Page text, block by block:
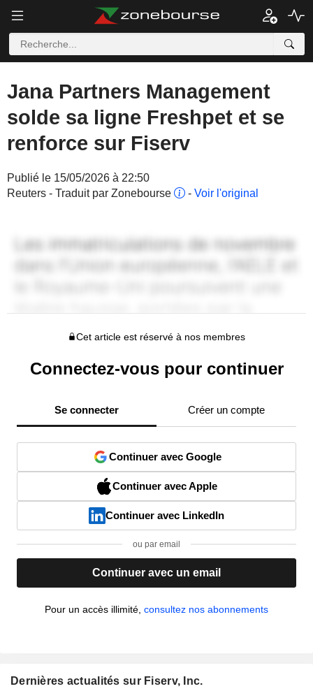
Jana Partners Management
solde sa ligne Freshpet et se
renforce sur Fiserv
Publié le 15/05/2026 à 22:50
Reuters - Traduit par Zonebourse
- Voir l'original
Cet article est réservé à nos membres
Connectez-vous pour continuer
Se connecter Créer un compte
Continuer avec Google
Continuer avec Apple
Continuer avec LinkedIn
ou par email
Continuer avec un email
Pour un accès illimité, consultez nos abonnements
Dernières actualités sur Fiserv, Inc.